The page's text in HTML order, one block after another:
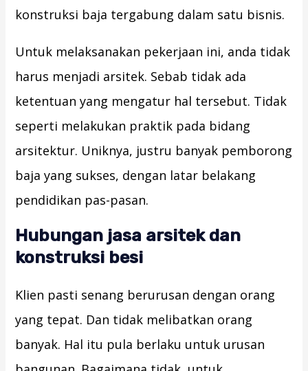
konstruksi baja tergabung dalam satu bisnis.
Untuk melaksanakan pekerjaan ini, anda tidak
harus menjadi arsitek. Sebab tidak ada
ketentuan yang mengatur hal tersebut. Tidak
seperti melakukan praktik pada bidang
arsitektur. Uniknya, justru banyak pemborong
baja yang sukses, dengan latar belakang
pendidikan pas-pasan.
Hubungan jasa arsitek dan
konstruksi besi
Klien pasti senang berurusan dengan orang
yang tepat. Dan tidak melibatkan orang
banyak. Hal itu pula berlaku untuk urusan